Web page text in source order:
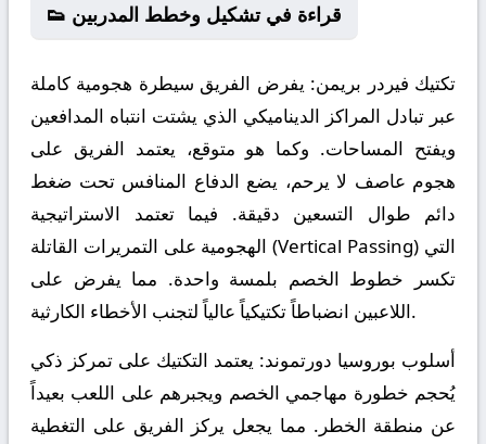
👟 قراءة في تشكيل وخطط المدربين
تكتيك فيردر بريمن: يفرض الفريق سيطرة هجومية كاملة
عبر تبادل المراكز الديناميكي الذي يشتت انتباه المدافعين
ويفتح المساحات. وكما هو متوقع، يعتمد الفريق على
هجوم عاصف لا يرحم، يضع الدفاع المنافس تحت ضغط
دائم طوال التسعين دقيقة. فيما تعتمد الاستراتيجية
الهجومية على التمريرات القاتلة (Vertical Passing) التي
تكسر خطوط الخصم بلمسة واحدة. مما يفرض على
اللاعبين انضباطاً تكتيكياً عالياً لتجنب الأخطاء الكارثية.
أسلوب بوروسيا دورتموند: يعتمد التكتيك على تمركز ذكي
يُحجم خطورة مهاجمي الخصم ويجبرهم على اللعب بعيداً
عن منطقة الخطر. مما يجعل يركز الفريق على التغطية